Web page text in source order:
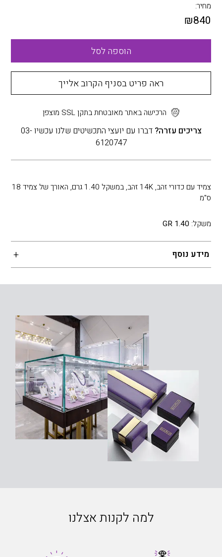
מחיר:
₪840
הוספה לסל
ראה פריט בסניף הקרוב אלייך
הרכישה באתר מאובטחת בתקן SSL מוצפן
צריכים עזרה?
דברו עם יועצי התכשיטים שלנו עכשיו 03-
6120747
צמיד עם כדורי זהב, 14K זהב, במשקל 1.40 גרם, האורך של צמיד 18
ס"מ
משקל: 1.40 GR
מידע נוסף
למה לקנות אצלנו